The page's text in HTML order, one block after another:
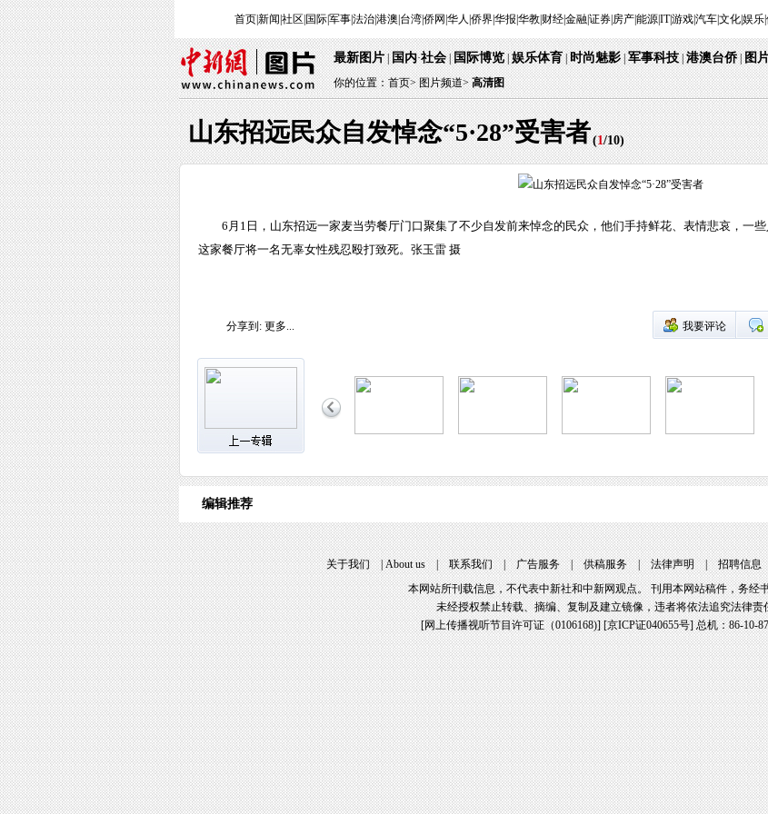
首页|新闻 社区 国际|军事|法治|港澳 台湾|侨网 华人 侨界|华报 华教| 财经|金融|证券| 房产|能源|IT|游戏|汽车|文化|娱乐|
最新图片|国内·社会|国际博览|娱乐体育|时尚魅影|军事科技|港澳台侨|图
你的位置：首页>图片频道> 高清图
山东招远民众自发悼念“5·28”受害者(1/10)
6月1日，山东招远一家麦当劳餐厅门口聚集了不少自发前来悼念的民众，他们手持鲜花、表情悲哀，一
这家餐厅将一名无辜女性残忍殴打致死。张玉雷 摄
分享到: 更多... 我要评论
编辑推荐
关于我们|About us|联系我们|广告服务|供稿服务|法律声明|招聘信息
本网站所刊载信息，不代表中新社和中新网观点。 刊用本网站稿件，务经
未经授权禁止转载、摘编、复制及建立镜像，违者将依法追究法律责
[网上传播视听节目许可证（0106168)] [京ICP证040655号] 总机：86-10-